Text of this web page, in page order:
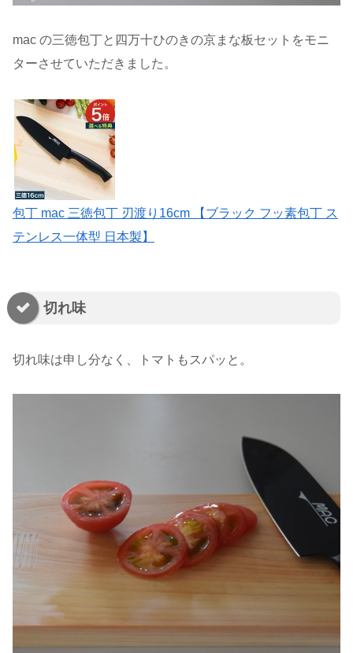
mac の三徳包丁と四万十ひのきの京まな板セットをモニ
ターさせていただきました。
包丁 mac 三徳包丁 刃渡り16cm 【ブラック フッ素包丁 ス
テンレス一体型 日本製】
切れ味
切れ味は申し分なく、トマトもスパッと。